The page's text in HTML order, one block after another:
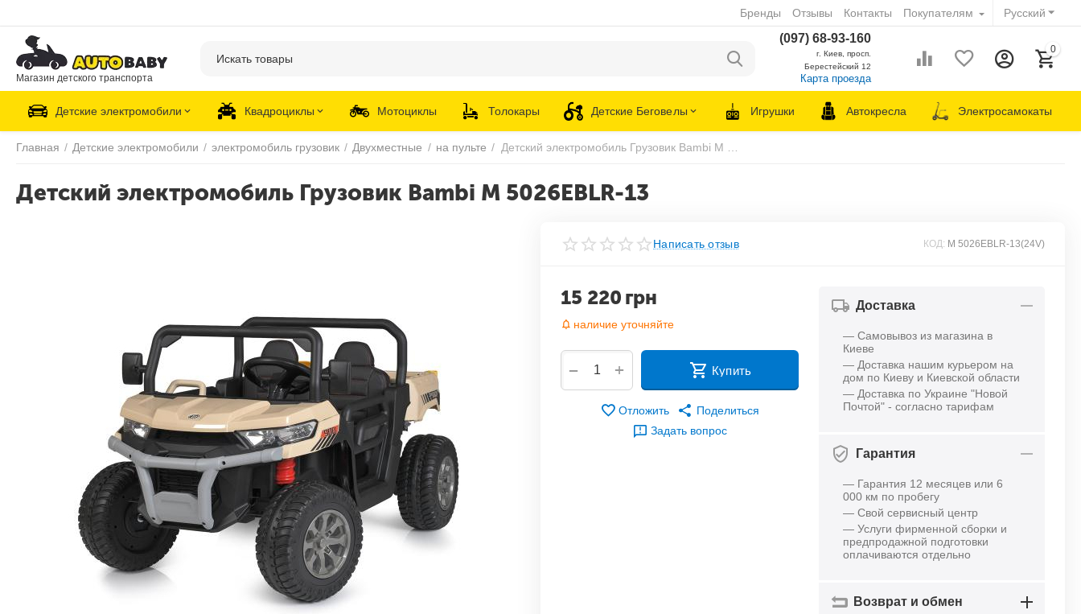
Русский
Бренды Отзывы Контакты Покупателям
Магазин детского транспорта
(097) 68-93-160
г. Киев, просп.
Берестейский 12
Карта проезда
0
Детские электромобили Квадроциклы Мотоциклы Толокары Детские Беговелы Игрушки Автокресла Электросамокаты
Главная / Детские электромобили / электромобиль грузовик / Двухместные / на пульте /
Детский электромобиль Грузовик Bambi M 5026EBLR-13
Написать отзыв КОД: M 5026EBLR-13(24V)
15 220 грн
наличие уточняйте
+
− Купить
Отложить
Поделиться
Задать вопрос
Доставка
— Самовывоз из магазина в
Киеве
— Доставка нашим курьером на
дом по Киеву и Киевской области
— Доставка по Украине "Новой
Почтой" - согласно тарифам
Гарантия
— Гарантия 12 месяцев или 6
000 км по пробегу
— Свой сервисный центр
— Услуги фирменной сборки и
предпродажной подготовки
оплачиваются отдельно
Возврат и обмен